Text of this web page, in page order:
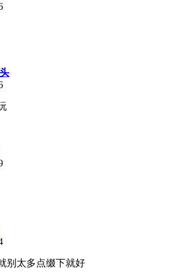
别太多点缀下就好